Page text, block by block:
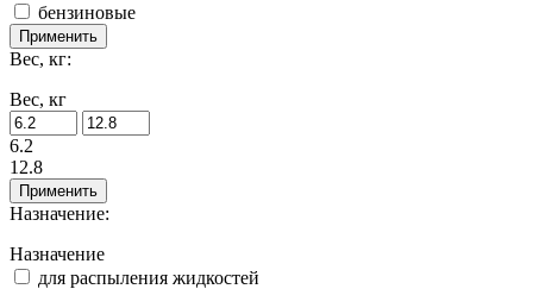
бензиновые
Применить
Вес, кг:
Вес, кг
6.2
12.8
Применить
Назначение:
Назначение
для распыления жидкостей